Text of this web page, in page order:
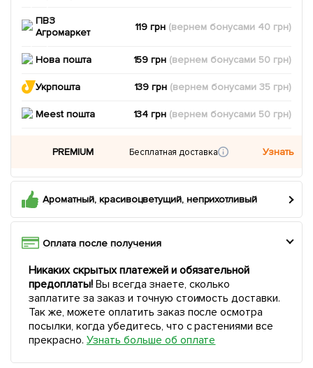
ПВЗ
Агромаркет
119 грн (вернем бонусами 40 грн)
Нова пошта 159 грн (вернем бонусами 50 грн)
Укрпошта 139 грн (вернем бонусами35 грн)
Meest пошта 134 грн (вернем бонусами 50 грн)
PREMIUM Бесплатная доставка Узнать
Ароматный, красивоцветущий, неприхотливый
Оплата после получения
Никаких скрытых платежей и обязательной
предоплаты!Вы всегда знаете, сколько
заплатите за заказ и точную стоимость доставки.
Так же, можете оплатить заказ после осмотра
посылки, когда убедитесь, что с растениями все
прекрасно. Узнать больше об оплате